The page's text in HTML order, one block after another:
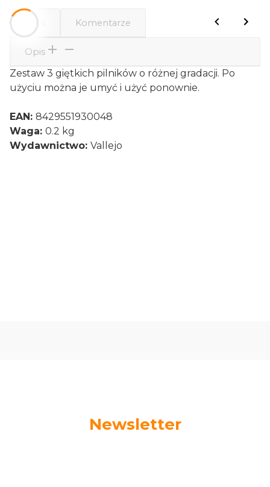
Komentarze
Opis
Zestaw 3 giętkich pilników o różnej gradacji. Po
użyciu można je umyć i użyć ponownie.
EAN: 8429551930048
Waga: 0.2 kg
Wydawnictwo: Vallejo
Newsletter